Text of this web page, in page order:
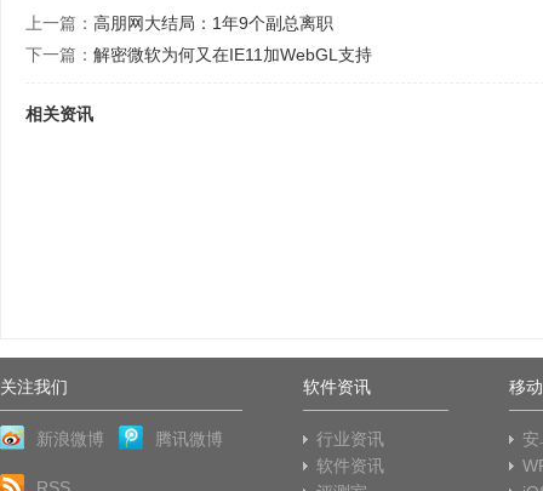
上一篇： 高朋网大结局：1年9个副总离职
下一篇： 解密微软为何又在IE11加WebGL支持
相关资讯
关注我们
新浪微博 腾讯微博
软件资讯
行业资讯
软件资讯
移
安